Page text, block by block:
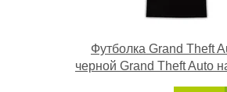
Футболка Grand Theft
черной Grand Theft Auto